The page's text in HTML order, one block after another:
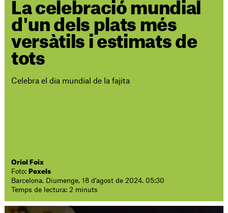
La celebració mundial
d'un dels plats més
versàtils i estimats de
tots
Celebra el dia mundial de la fajita
Oriol Foix
Foto: Pexels
Barcelona. Diumenge, 18 d'agost de 2024. 05:30
Temps de lectura: 2 minuts